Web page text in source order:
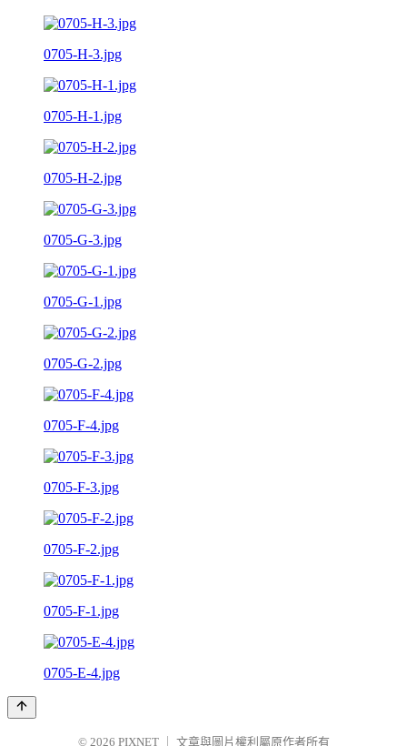
0705-H-3.jpg
0705-H-1.jpg
0705-H-2.jpg
0705-G-3.jpg
0705-G-1.jpg
0705-G-2.jpg
0705-F-4.jpg
0705-F-3.jpg
0705-F-2.jpg
0705-F-1.jpg
0705-E-4.jpg
© 2026 PIXNET 文章與圖片權利屬原作者所有